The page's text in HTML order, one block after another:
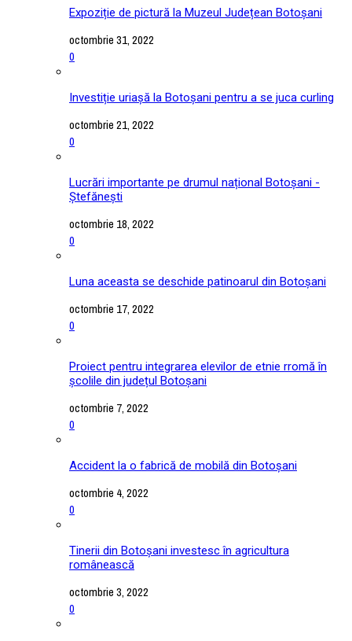
Expoziție de pictură la Muzeul Județean Botoșani
octombrie 31, 2022
0
Investiție uriașă la Botoșani pentru a se juca curling
octombrie 21, 2022
0
Lucrări importante pe drumul național Botoșani -
Ștefănești
octombrie 18, 2022
0
Luna aceasta se deschide patinoarul din Botoșani
octombrie 17, 2022
0
Proiect pentru integrarea elevilor de etnie rromă în
școlile din județul Botoșani
octombrie 7, 2022
0
Accident la o fabrică de mobilă din Botoșani
octombrie 4, 2022
0
Tinerii din Botoșani investesc în agricultura
românească
octombrie 3, 2022
0